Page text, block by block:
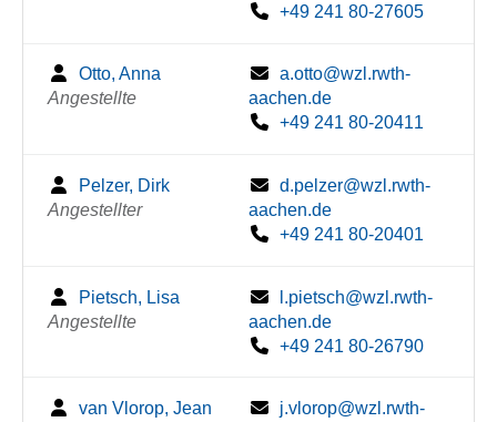
+49 241 80-27605
Otto, Anna
Angestellte
a.otto@wzl.rwth-
aachen.de
+49 241 80-20411
Pelzer, Dirk
Angestellter
d.pelzer@wzl.rwth-
aachen.de
+49 241 80-20401
Pietsch, Lisa
Angestellte
l.pietsch@wzl.rwth-
aachen.de
+49 241 80-26790
van Vlorop, Jean
j.vlorop@wzl.rwth-